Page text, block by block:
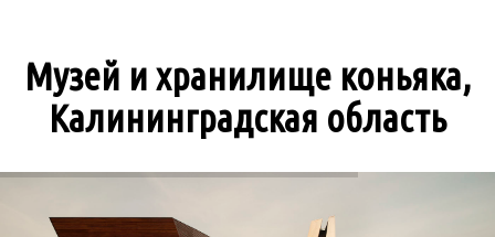
Музей и хранилище коньяка,
Калининградская область